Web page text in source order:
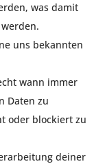
was damit
uns bekannten
wann immer
Daten zu
oder blockiert zu
deiner